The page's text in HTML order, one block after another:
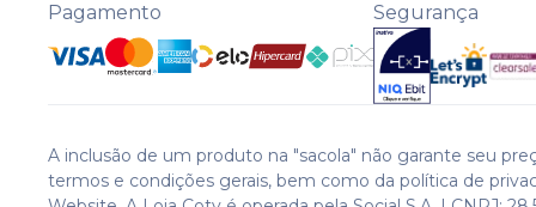
Pagamento Segurança
A inclusão de um produto na "sacola" não garante seu
termos e condições gerais, bem como da política de